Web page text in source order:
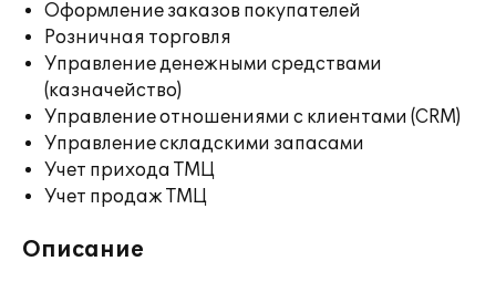
Оформление заказов покупателей
Розничная торговля
Управление денежными средствами
(казначейство)
Управление отношениями с клиентами (CRM)
Управление складскими запасами
Учет прихода ТМЦ
Учет продаж ТМЦ
Описание